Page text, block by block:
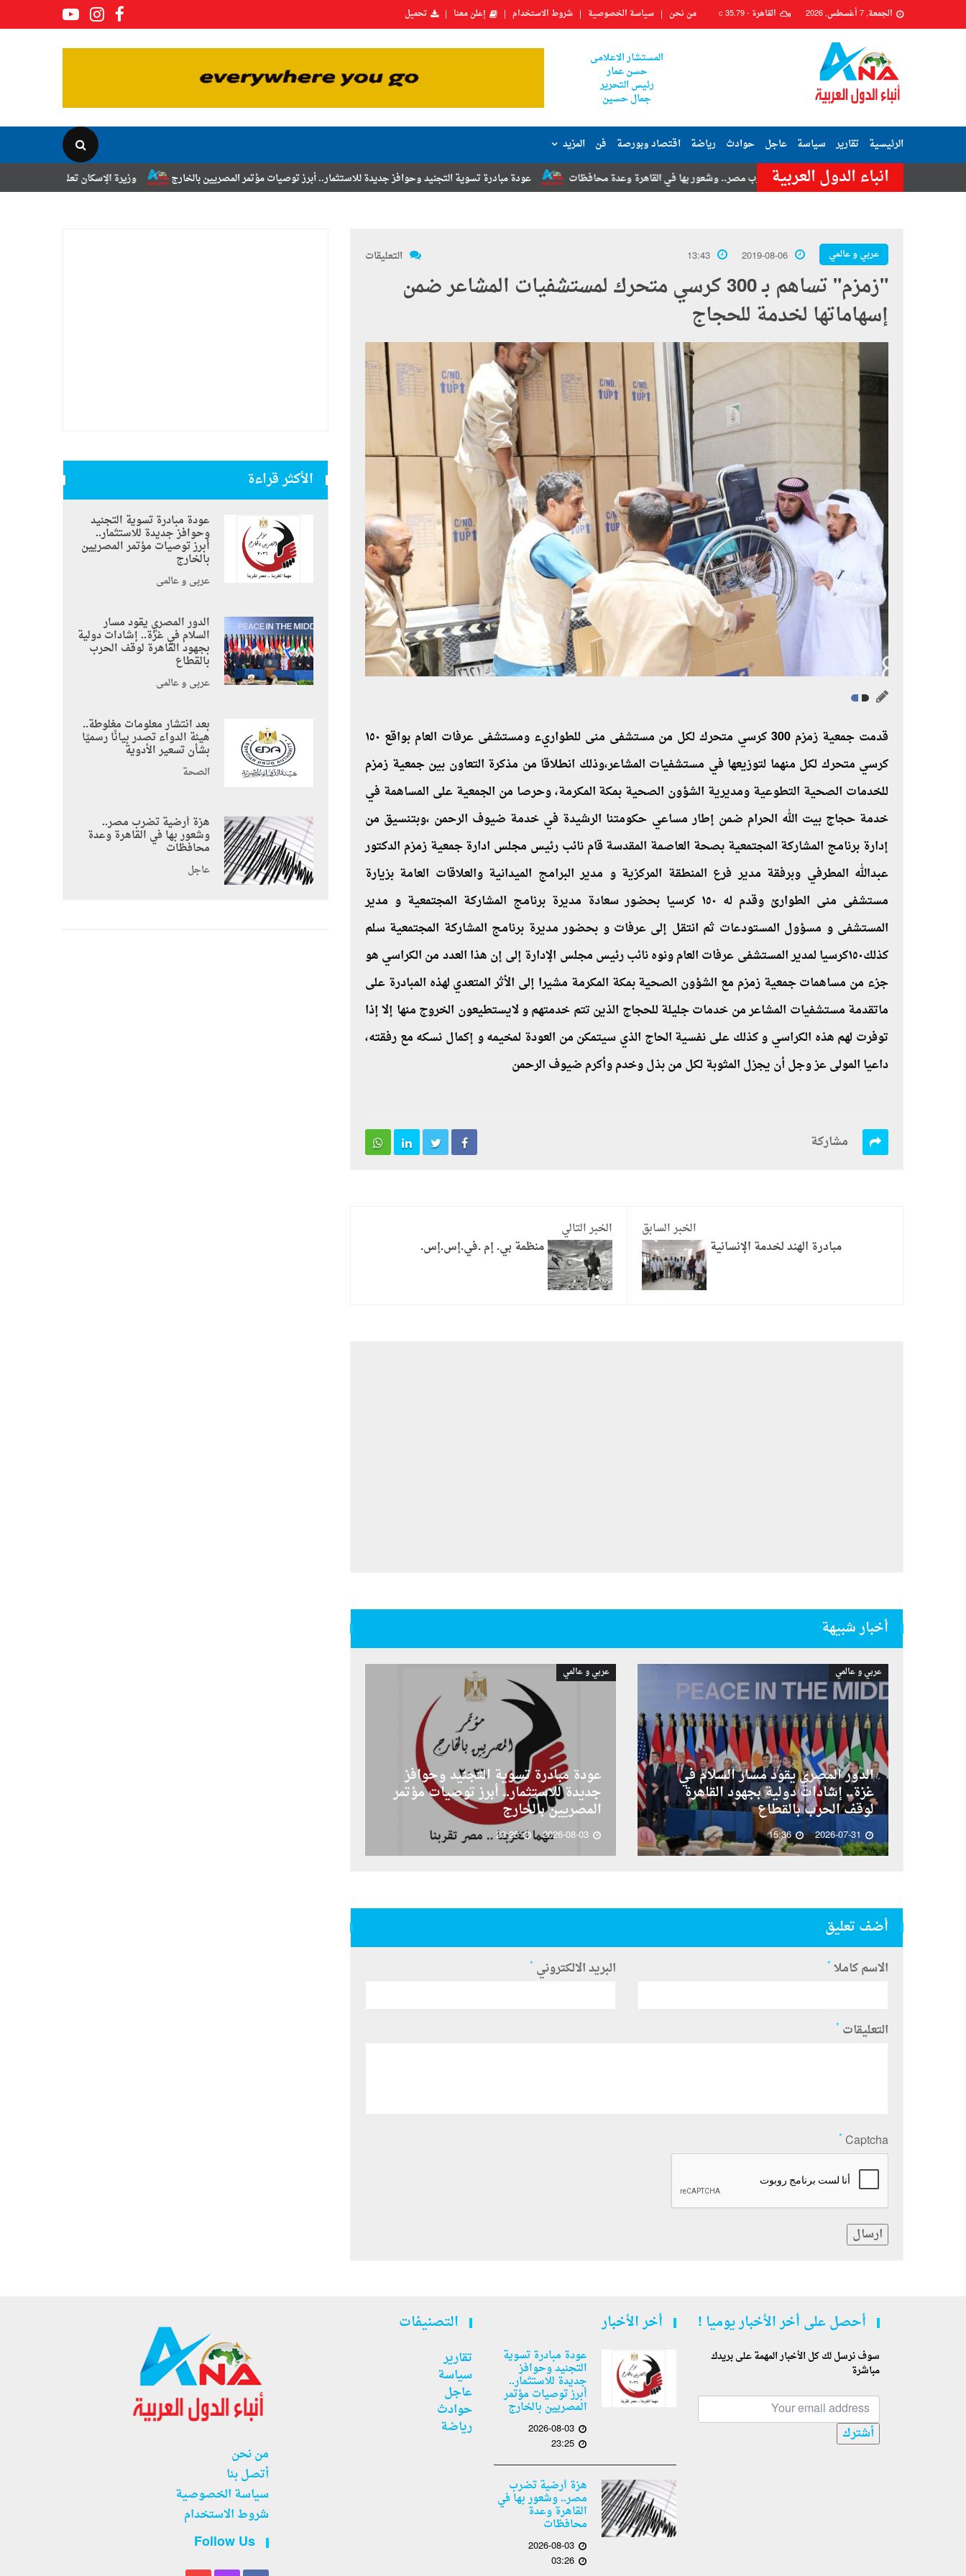
الجمعة, 7 أغسطس, 2026 القاهرة -35.79
C من نحن سياسة الخصوصية شروط الاستخدام إعلن معنا تحميل
المستشار الاعلامى
حسن عمار
رئيس التحرير
جمال حسين
الرئيسية تقارير سياسة عاجل حوادث رياضة اقتصاد وبورصة فن المزيد
انباء الدول العربية وزيرة الإسكان تعلن نتائج قرعة تخصيص أراضي عودة مبادرة تسوية التجنيد وحوافز جديدة للاستثمار.. أبرز توصيات مؤتمر المصريين بالخارج هزة أرضية تضرب مصر.. وشعور بها في القاهرة وعدة محافظات
عربي و عالمي 2019-08-06
13:43 التعليقات
"زمزم" تساهم بـ 300 كرسي متحرك لمستشفيات المشاعر ضمن
إسهاماتها لخدمة للحجاج
قدمت جمعية زمزم 300 كرسي متحرك لكل من مستشفى منى للطواريء ومستشفى عرفات العام بواقع ١٥٠
كرسي متحرك لكل منهما لتوزيعها في مستشفيات المشاعر،وذلك انطلاقا من مذكرة التعاون بين جمعية زمزم
للخدمات الصحية التطوعية ومديرية الشؤون الصحية بمكة المكرمة، وحرصا من الجمعية على المساهمة في
خدمة حجاج بيت الله الحرام ضمن إطار مساعي حكومتنا الرشيدة في خدمة ضيوف الرحمن ،وبتنسيق من
إدارة برنامج المشاركة المجتمعية بصحة العاصمة المقدسة قام نائب رئيس مجلس ادارة جمعية زمزم الدكتور
عبدالله المطرفي وبرفقة مدير فرع المنطقة المركزية و مدير البرامج الميدانية والعلاقات العامة بزيارة
مستشفى منى الطوارئ وقدم له ١٥٠ كرسيا بحضور سعادة مديرة برنامج المشاركة المجتمعية و مدير
المستشفى و مسؤول المستودعات ثم انتقل إلى عرفات و بحضور مديرة برنامج المشاركة المجتمعية سلم
كذلك١٥٠كرسيا لمدير المستشفى عرفات العام ونوه نائب رئيس مجلس الإدارة إلى إن هذا العدد من الكراسي هو
جزء من مساهمات جمعية زمزم مع الشؤون الصحية بمكة المكرمة مشيرا إلى الأثر المتعدي لهذه المبادرة على
ماتقدمة مستشفيات المشاعر من خدمات جليلة للحجاج الذين تتم خدمتهم و لايستطيعون الخروج منها إلا إذا
توفرت لهم هذه الكراسي و كذلك على نفسية الحاج الذي سيتمكن من العودة لمخيمه و إكمال نسكه مع رفقته،
داعيا المولى عز وجل أن يجزل المثوبة لكل من بذل وخدم وأكرم ضيوف الرحمن
مشاركة
الخبر السابق
مبادرة الهند لخدمة الإنسانية
الخبر التالي
منظمة بي. إم .في.إس.إس.
أخبار شبيهة
عربي و عالمي
الدور المصري يقود مسار السلام في
غزة.. إشادات دولية بجهود القاهرة
لوقف الحرب بالقطاع
2026-07-31
15:36
عربي و عالمي
عودة مبادرة تسوية التجنيد وحوافز
جديدة للاستثمار.. أبرز توصيات مؤتمر
المصريين بالخارج
2026-08-03
23:25
أضف تعليق
الاسم كاملا * البريد الالكتروني *
التعليقات *
Captcha
*
ارسال
الأكثر قراءة
عودة مبادرة تسوية التجنيد
وحوافز جديدة للاستثمار..
أبرز توصيات مؤتمر المصريين
بالخارج
عربي و عالمي
الدور المصري يقود مسار
السلام في غزة.. إشادات دولية
بجهود القاهرة لوقف الحرب
بالقطاع
عربي و عالمي
بعد انتشار معلومات مغلوطة..
هيئة الدواء تصدر بيانًا رسميًا
بشأن تسعير الأدوية
الصحة
هزة أرضية تضرب مصر..
وشعور بها في القاهرة وعدة
محافظات
عاجل
أحصل على أخر الأخبار يوميا !
سوف نرسل لك كل الأخبار المهمة على بريدك
مباشرة
أشترك
أخر الأخبار
عودة مبادرة تسوية
التجنيد وحوافز
جديدة للاستثمار..
أبرز توصيات مؤتمر
المصريين بالخارج
2026-08-03
23:25
هزة أرضية تضرب
مصر.. وشعور بها في
القاهرة وعدة
محافظات
2026-08-03
03:26
التصنيفات
تقارير
سياسة
عاجل
حوادث
رياضة
من نحن
أتصل بنا
سياسة الخصوصية
شروط الاستخدام
Follow Us